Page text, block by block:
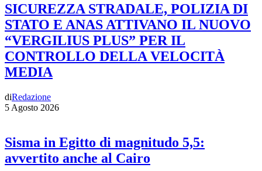
SICUREZZA STRADALE, POLIZIA DI
STATO E ANAS ATTIVANO IL NUOVO
“VERGILIUS PLUS” PER IL
CONTROLLO DELLA VELOCITÀ
MEDIA
diRedazione
5 Agosto 2026
Sisma in Egitto di magnitudo 5,5:
avvertito anche al Cairo